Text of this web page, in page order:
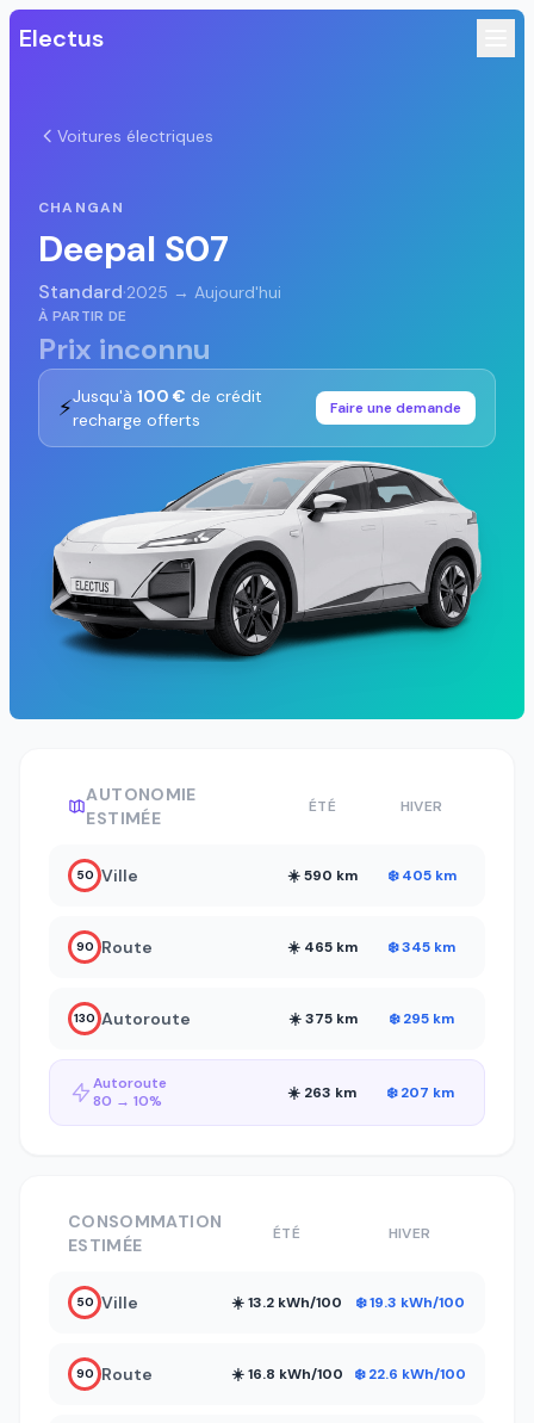
Electus
Voitures électriques
CHANGAN
Deepal S07
Standard·2025 → Aujourd'hui
À PARTIR DE
Prix inconnu
⚡Jusqu'à 100 € de crédit
recharge offerts
Faire une demande
AUTONOMIE
ESTIMÉE
ÉTÉ HIVER
50 Ville ☀️ 590 km ❄️ 405 km
90 Route ☀️ 465 km ❄️ 345 km
130 Autoroute ☀️ 375 km ❄️ 295 km
Autoroute
80 → 10%
☀️ 263 km ❄️ 207 km
CONSOMMATION
ESTIMÉE
ÉTÉ HIVER
50 Ville ☀️ 13.2 kWh/100 ❄️ 19.3 kWh/100
90 Route ☀️ 16.8 kWh/100 ❄️ 22.6 kWh/100